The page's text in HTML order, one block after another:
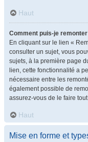
Haut
Comment puis-je
En cliquant sur le lien «
consulter un sujet, vous
sujets, à la première page
lien, cette fonctionnalité a
nécessaire entre les
également possible de
assurez-vous de le faire
Haut
Mise en forme et